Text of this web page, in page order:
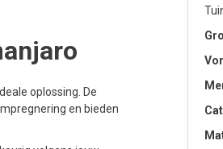
oplossing. De
en bieden